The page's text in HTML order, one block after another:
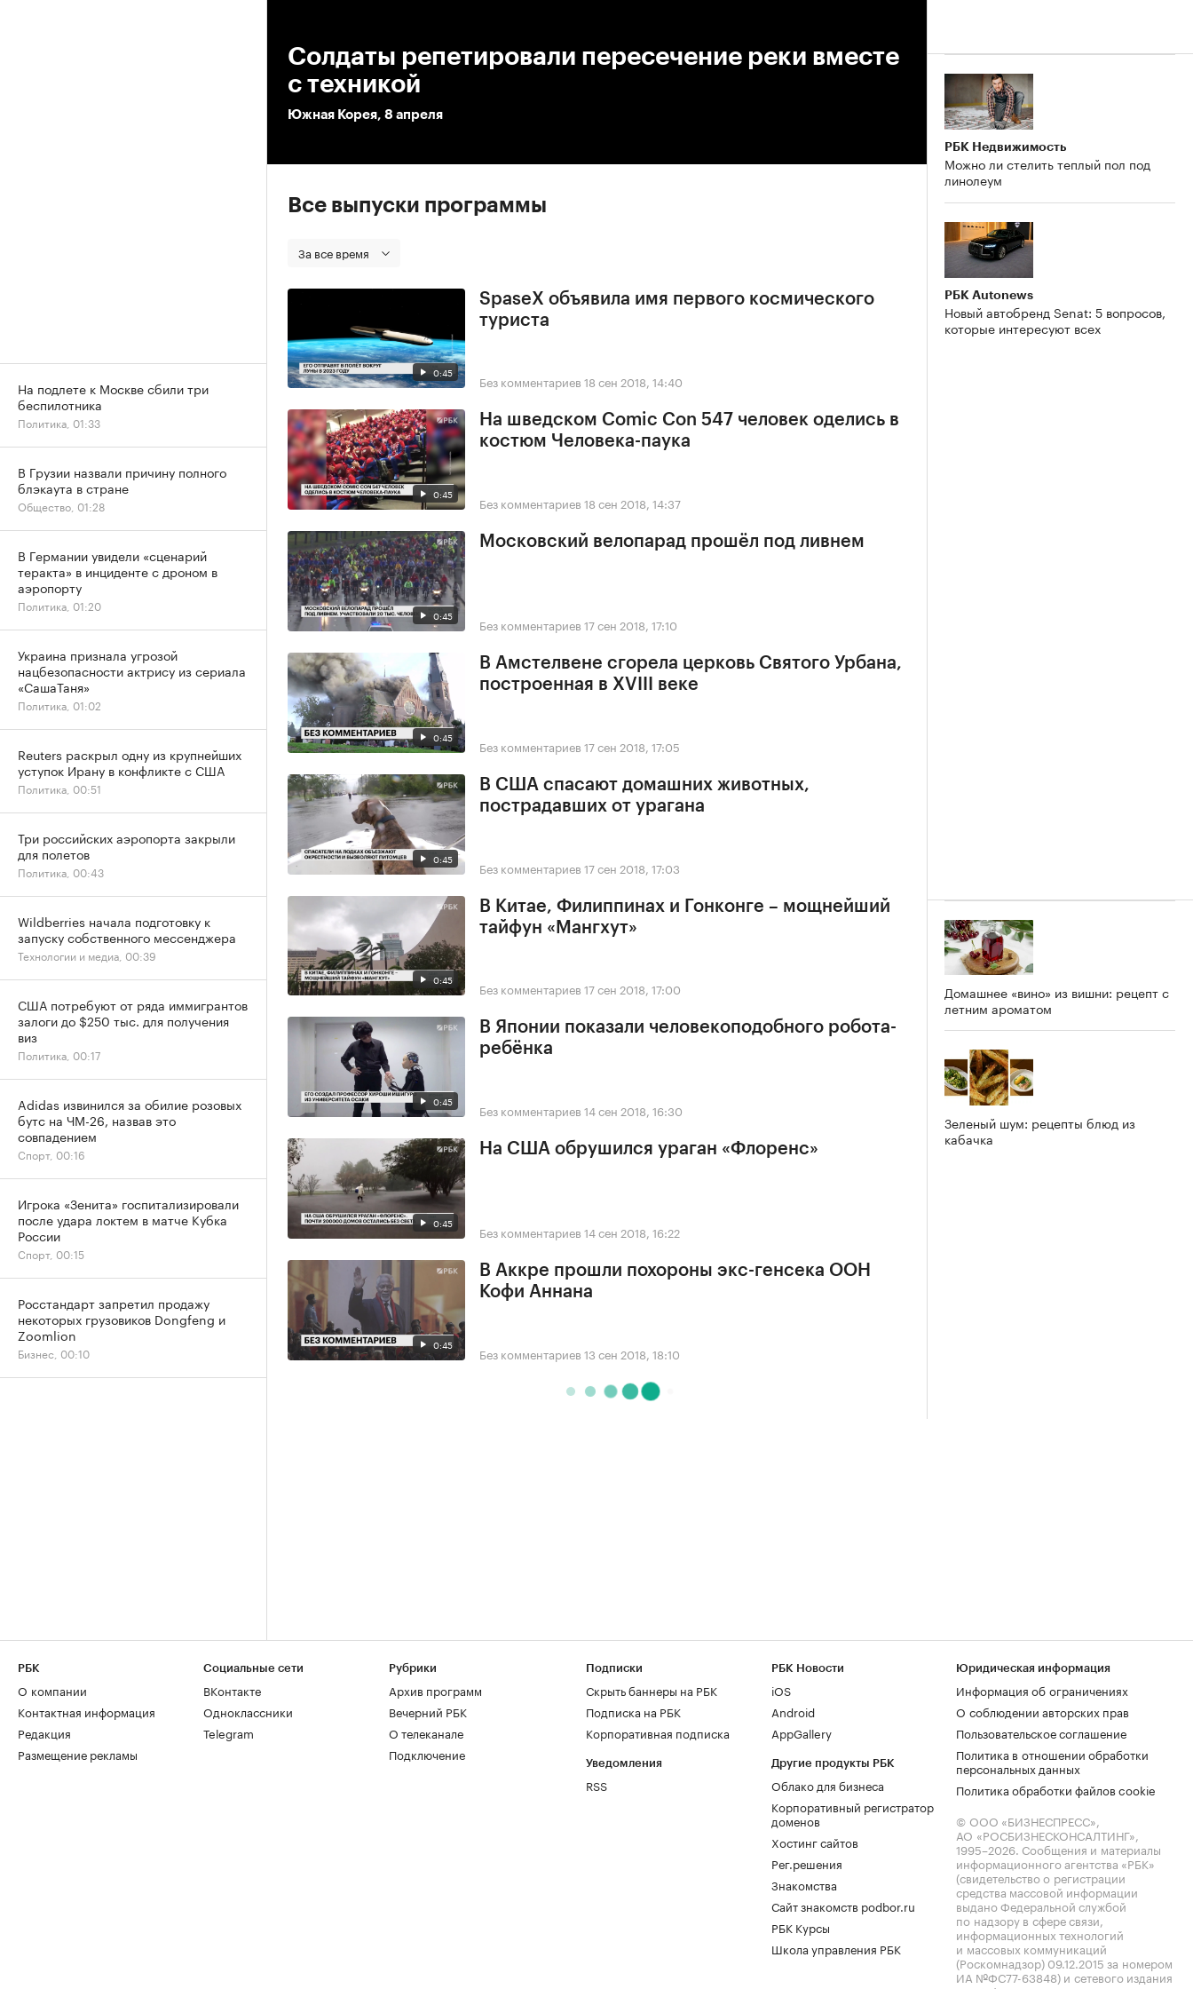
Солдаты репетировали пересечение реки вместе
с техникой
Южная Корея, 8 апреля
Все выпуски программы
За все время
0:45
SpaseX объявила имя первого космического
туриста
Без комментариев 18 сен 2018, 14:40
0:45
На шведском Comic Con 547 человек оделись в
костюм Человека-паука
Без комментариев 18 сен 2018, 14:37
0:45
Московский велопарад прошёл под ливнем
Без комментариев 17 сен 2018, 17:10
0:45
В Амстелвене сгорела церковь Святого Урбана,
построенная в XVIII веке
Без комментариев 17 сен 2018, 17:05
0:45
В США спасают домашних животных,
пострадавших от урагана
Без комментариев 17 сен 2018, 17:03
0:45
В Китае, Филиппинах и Гонконге – мощнейший
тайфун «Мангхут»
Без комментариев 17 сен 2018, 17:00
0:45
В Японии показали человекоподобного робота-
ребёнка
Без комментариев 14 сен 2018, 16:30
0:45
На США обрушился ураган «Флоренс»
Без комментариев 14 сен 2018, 16:22
0:45
В Аккре прошли похороны экс-генсека ООН
Кофи Аннана
Без комментариев 13 сен 2018, 18:10
РБК Недвижимость
Можно ли стелить теплый пол под
линолеум
РБК Autonews
Новый автобренд Senat: 5 вопросов,
которые интересуют всех
Домашнее «вино» из вишни: рецепт с
летним ароматом
Зеленый шум: рецепты блюд из
кабачка
На подлете к Москве сбили три
беспилотника
Политика, 01:33
В Грузии назвали причину полного
блэкаута в стране
Общество, 01:28
В Германии увидели «сценарий
теракта» в инциденте с дроном в
аэропорту
Политика, 01:20
Украина признала угрозой
нацбезопасности актрису из сериала
«СашаТаня»
Политика, 01:02
Reuters раскрыл одну из крупнейших
уступок Ирану в конфликте с США
Политика, 00:51
Три российских аэропорта закрыли
для полетов
Политика, 00:43
Wildberries начала подготовку к
запуску собственного мессенджера
Технологии и медиа, 00:39
США потребуют от ряда иммигрантов
залоги до $250 тыс. для получения
виз
Политика, 00:17
Adidas извинился за обилие розовых
бутс на ЧМ-26, назвав это
совпадением
Спорт, 00:16
Игрока «Зенита» госпитализировали
после удара локтем в матче Кубка
России
Спорт, 00:15
Росстандарт запретил продажу
некоторых грузовиков Dongfeng и
Zoomlion
Бизнес, 00:10
РБК
О компании
Контактная информация
Редакция
Размещение рекламы
Социальные сети
ВКонтакте
Одноклассники
Telegram
Рубрики
Архив программ
Вечерний РБК
О телеканале
Подключение
Подписки
Скрыть баннеры на РБК
Подписка на РБК
Корпоративная подписка
Уведомления
RSS
РБК Новости
iOS
Android
AppGallery
Другие продукты РБК
Облако для бизнеса
Корпоративный регистратор
доменов
Хостинг сайтов
Рег.решения
Знакомства
Сайт знакомств podbor.ru
РБК Курсы
Школа управления РБК
Юридическая информация
Информация об ограничениях
О соблюдении авторских прав
Пользовательское соглашение
Политика в отношении обработки
персональных данных
Политика обработки файлов cookie
© ООО «БИЗНЕСПРЕСС»,
АО «РОСБИЗНЕСКОНСАЛТИНГ»,
1995–2026. Сообщения и материалы
информационного агентства «РБК»
(свидетельство о регистрации
средства массовой информации
выдано Федеральной службой
по надзору в сфере связи,
информационных технологий
и массовых коммуникаций
(Роскомнадзор) 09.12.2015 за номером
ИА №ФС77-63848) и сетевого издания